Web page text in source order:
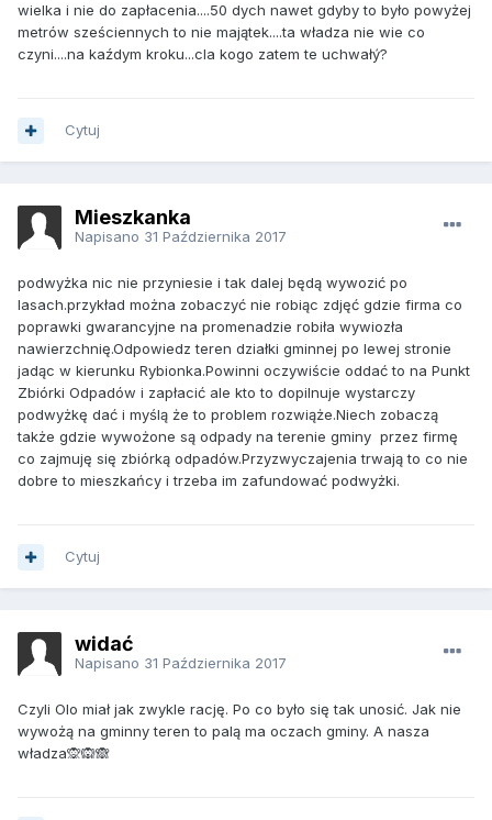
wielka i nie do zapłacenia....50 dych nawet gdyby to było powyżej
metrów sześciennych to nie majątek....ta władza nie wie co
czyni....na kaźdym kroku...cla kogo zatem te uchwałý?
Cytuj
Mieszkanka
Napisano 31 Października 2017
podwyżka nic nie przyniesie i tak dalej będą wywozić po
lasach.przykład można zobaczyć nie robiąc zdjęć gdzie firma co
poprawki gwarancyjne na promenadzie robiła wywiozła
nawierzchnię.Odpowiedz teren działki gminnej po lewej stronie
jadąc w kierunku Rybionka.Powinni oczywiście oddać to na Punkt
Zbiórki Odpadów i zapłacić ale kto to dopilnuje wystarczy
podwyżkę dać i myślą że to problem rozwiąże.Niech zobaczą
także gdzie wywożone są odpady na terenie gminy przez firmę
co zajmuję się zbiórką odpadów.Przyzwyczajenia trwają to co nie
dobre to mieszkańcy i trzeba im zafundować podwyżki.
Cytuj
widać
Napisano 31 Października 2017
Czyli Olo miał jak zwykle rację. Po co było się tak unosić. Jak nie
wywożą na gminny teren to palą ma oczach gminy. A nasza
władza🙊🙉🙈